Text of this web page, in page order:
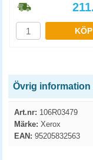
KÖP
Övrig information
Art.nr: 106R03479
Märke: Xerox
EAN: 95205832563